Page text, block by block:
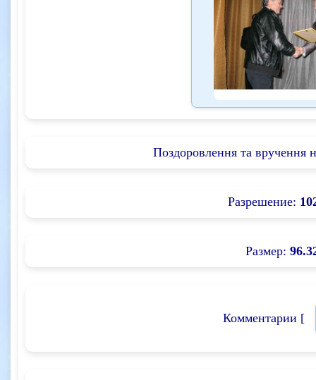
Поздоровлення та вручення
Разрешение:
Размер:
Комментарии [